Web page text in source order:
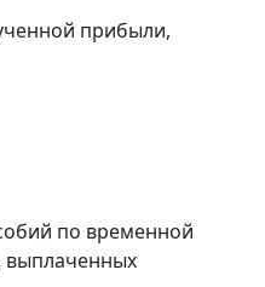
прибыли,
по временной
выплаченных